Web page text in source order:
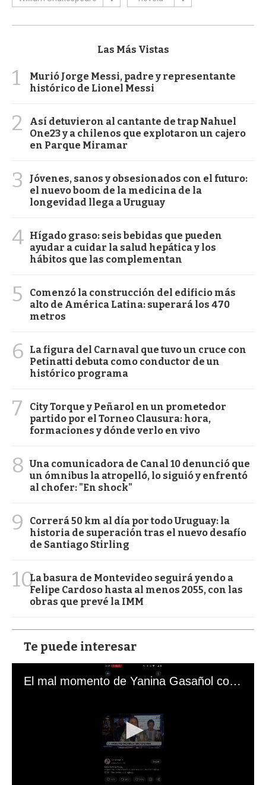
Las Más Vistas
1
Murió Jorge Messi, padre y representante
histórico de Lionel Messi
2
Así detuvieron al cantante de trap Nahuel
One23 y a chilenos que explotaron un cajero
en Parque Miramar
3
Jóvenes, sanos y obsesionados con el futuro:
el nuevo boom de la medicina de la
longevidad llega a Uruguay
4 Hígado graso: seis bebidas que pueden
ayudar a cuidar la salud hepática y los
hábitos que las complementan
5
Comenzó la construcción del edificio más
alto de América Latina: superará los 470
metros
6
La figura del Carnaval que tuvo un cruce con
Petinatti debuta como conductor de un
histórico programa
7
City Torque y Peñarol en un prometedor
partido por el Torneo Clausura: hora,
formaciones y dónde verlo en vivo
8 Una comunicadora de Canal 10 denunció que
un ómnibus la atropelló, lo siguió y enfrentó
al chofer: "En shock"
9
Correrá 50 km al día por todo Uruguay: la
historia de superación tras el nuevo desafío
de Santiago Stirling
10La basura de Montevideo seguirá yendo a
Felipe Cardoso hasta al menos 2055, con las
obras que prevé la IMM
Te puede interesar
El mal momento de Yanina Gasañol con un hincha argentino en "Subrayado"